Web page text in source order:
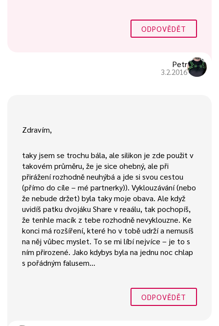
ODPOVĚDĚT
Petr
3.2.2016
Zdravím,
taky jsem se trochu bála, ale silikon je zde použit v
takovém průměru, že je sice ohebný, ale při
přirážení rozhodně neuhýbá a jde si svou cestou
(přímo do cíle – mé partnerky)). Vyklouzávání (nebo
že nebude držet) byla taky moje obava. Ale když
uvidíš patku dvojáku Share v reaálu, tak pochopíš,
že tenhle macík z tebe rozhodně nevyklouzne. Ke
konci má rozšíření, které ho v tobě udrží a nemusíš
na něj vůbec myslet. To se mi líbí nejvíce – je to s
ním přirozené. Jako kdybys byla na jednu noc chlap
s pořádným falusem…
ODPOVĚDĚT